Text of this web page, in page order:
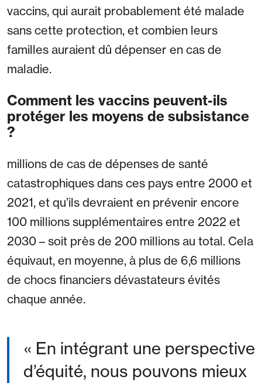
vaccins, qui aurait probablement été malade
sans cette protection, et combien leurs
familles auraient dû dépenser en cas de
maladie.
Comment les vaccins peuvent-ils
protéger les moyens de subsistance
?
millions de cas de dépenses de santé
catastrophiques dans ces pays entre 2000 et
2021, et qu’ils devraient en prévenir encore
100 millions supplémentaires entre 2022 et
2030 – soit près de 200 millions au total. Cela
équivaut, en moyenne, à plus de 6,6 millions
de chocs financiers dévastateurs évités
chaque année.
En intégrant une perspective
d’équité, nous pouvons mieux